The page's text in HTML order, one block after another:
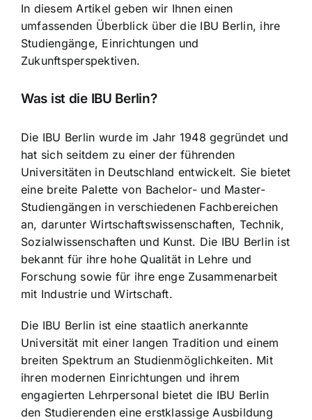
In diesem Artikel geben wir Ihnen einen
umfassenden Überblick über die IBU Berlin, ihre
Studiengänge, Einrichtungen und
Zukunftsperspektiven.
Was ist die IBU Berlin?
Die IBU Berlin wurde im Jahr 1948 gegründet und
hat sich seitdem zu einer der führenden
Universitäten in Deutschland entwickelt. Sie bietet
eine breite Palette von Bachelor- und Master-
Studiengängen in verschiedenen Fachbereichen
an, darunter Wirtschaftswissenschaften, Technik,
Sozialwissenschaften und Kunst. Die IBU Berlin ist
bekannt für ihre hohe Qualität in Lehre und
Forschung sowie für ihre enge Zusammenarbeit
mit Industrie und Wirtschaft.
Die IBU Berlin ist eine staatlich anerkannte
Universität mit einer langen Tradition und einem
breiten Spektrum an Studienmöglichkeiten. Mit
ihren modernen Einrichtungen und ihrem
engagierten Lehrpersonal bietet die IBU Berlin
den Studierenden eine erstklassige Ausbildung